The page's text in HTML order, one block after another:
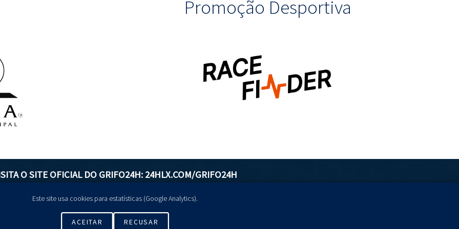
Este site usa cookies para estatísticas (Google Analytics).
ACEITAR RECUSAR
Promoção Desportiva
O SITE OFICIAL DO GRIFO24H: 24HLX.COM/GRIFO24H